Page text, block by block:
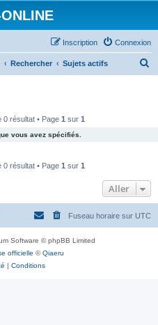
Connexion
Inscription
Rechercher Sujets actifs
e
résultat • Page 1 sur 1
vous avez spécifiés.
résultat • Page 1 sur 1
Aller
Fuseau horaire sur UTC
Software © phpBB Limited
officielle ©Qiaeru
| Conditions